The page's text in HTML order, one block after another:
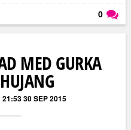
0
MED GURKA
21:53 30 SEP 2015